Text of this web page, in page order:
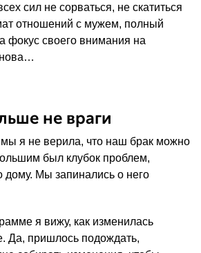
сил не сорваться, не скатиться
отношений с мужем, полный
фокус своего внимания на
не враги
я не верила, что наш брак можно
был клубок проблем,
дому. Мы запинались о него
я вижу, как изменилась
Да, пришлось подождать,